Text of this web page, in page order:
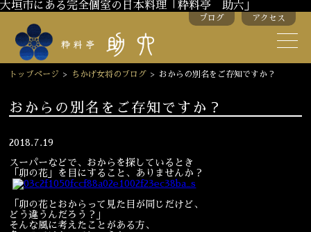
大垣市にある完全個室の日本料理「粋料亭 助六」
ブログ アクセス
トップページ > ちかげ女将のブログ > おからの別名をご存知ですか？
おからの別名をご存知ですか？
2018.7.19
スーパーなどで、おからを探しているとき
「卯の花」を目にすること、ありませんか？
「卯の花とおからって見た目が同じだけど、
どう違うんだろう？」
そんな風に考えたことがある方、
季節のお料理
お飲み物
お部屋のご紹介